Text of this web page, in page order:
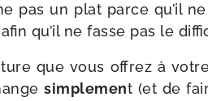
pas un plat parce qu’il
qu’il ne fasse pas le
que vous offrez à
sim­ple­ment (et de